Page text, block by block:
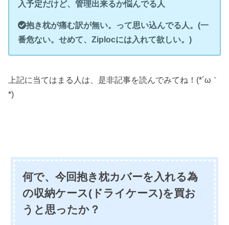
入予定だけど、管理出来るか悩んでる人
抱き枕が痛む訳が無い。って思い込んでる人。(一
番危ない。せめて、Ziplocには入れて欲しい。)
上記に当てはまる人は、是非記事を読んでみてね！(*´ω｀
*)
何で、今回抱き枕カバーを入れる為
の収納ケース(ドライケース)を買お
うと思ったか？